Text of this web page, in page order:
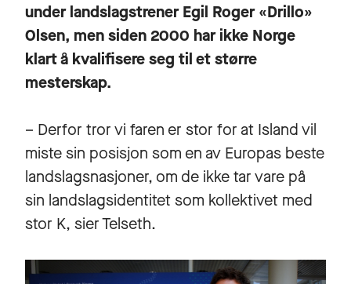
under landslagstrener Egil Roger «Drillo»
Olsen, men siden 2000 har ikke Norge
klart å kvalifisere seg til et større
mesterskap.
– Derfor tror vi faren er stor for at Island vil
miste sin posisjon som en av Europas beste
landslagsnasjoner, om de ikke tar vare på
sin landslagsidentitet som kollektivet med
stor K, sier Telseth.